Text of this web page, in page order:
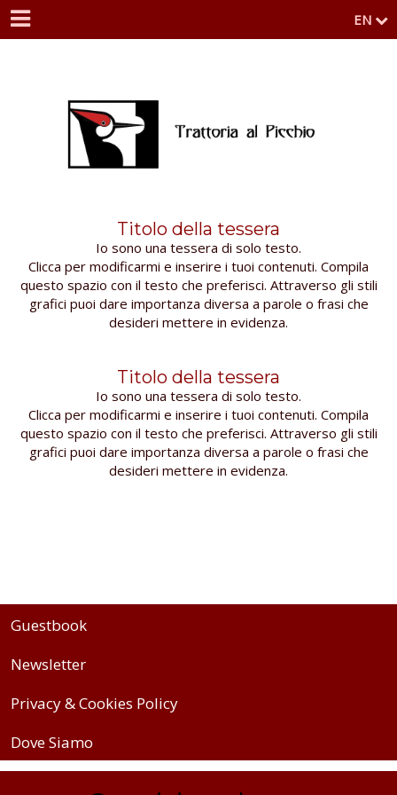
EN
Titolo della tessera
Io sono una tessera di solo testo.
Clicca per modificarmi e inserire i tuoi contenuti. Compila
questo spazio con il testo che preferisci. Attraverso gli stili
grafici puoi dare importanza diversa a parole o frasi che
desideri mettere in evidenza.
Titolo della tessera
Io sono una tessera di solo testo.
Clicca per modificarmi e inserire i tuoi contenuti. Compila
questo spazio con il testo che preferisci. Attraverso gli stili
grafici puoi dare importanza diversa a parole o frasi che
desideri mettere in evidenza.
Guestbook
Newsletter
Privacy & Cookies Policy
Dove Siamo